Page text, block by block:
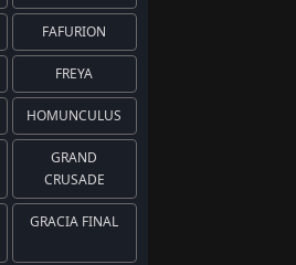
FAFURION
FREYA
HOMUNCULUS
GRAND
CRUSADE
GRACIA FINAL